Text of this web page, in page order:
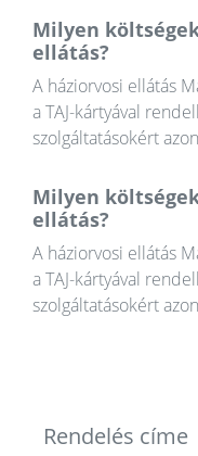
Milyen
ellátás?
A háziorvosi ellátás
a TAJ-kártyával
szolgáltatásokért
Milyen
ellátás?
A háziorvosi ellátás
a TAJ-kártyával
szolgáltatásokért
Rendelés címe